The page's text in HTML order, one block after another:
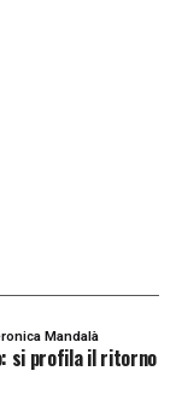
Mandalà
si profila il ritorno